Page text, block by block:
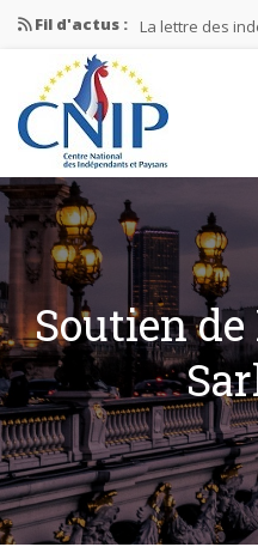
Fil d'actus : La lettre des
La lettre des
La lettre des
Mission nationale
La lettre des
Soutien